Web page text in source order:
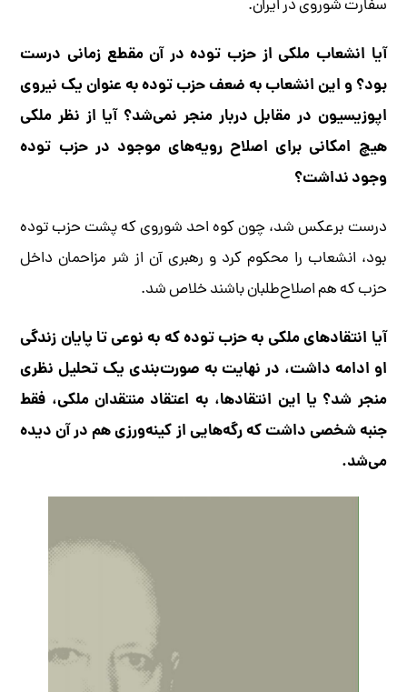
سفارت شوروی در ایران.
آیا انشعاب ملکی از حزب توده در آن مقطع زمانی درست
بود؟ و این انشعاب به ضعف حزب توده به عنوان یک نیروی
اپوزیسیون در مقابل دربار منجر نمی‌شد؟ آیا از نظر ملکی
هیچ امکانی برای اصلاح رویه‌های موجود در حزب توده
وجود نداشت؟
درست برعکس شد، چون کوه احد شوروی که پشت حزب توده
بود، انشعاب را محکوم کرد و رهبری آن از شر مزاحمان داخل
حزب که هم اصلاح‌طلبان باشند خلاص شد.
آیا انتقادهای ملکی به حزب توده که به نوعی تا پایان زندگی
او ادامه داشت، در نهایت به صورت‌بندی یک تحلیل نظری
منجر شد؟ یا این انتقادها، به اعتقاد منتقدان ملکی، فقط
جنبه شخصی داشت که رگه‌هایی از کینه‌ورزی هم در آن دیده
می‌شد.